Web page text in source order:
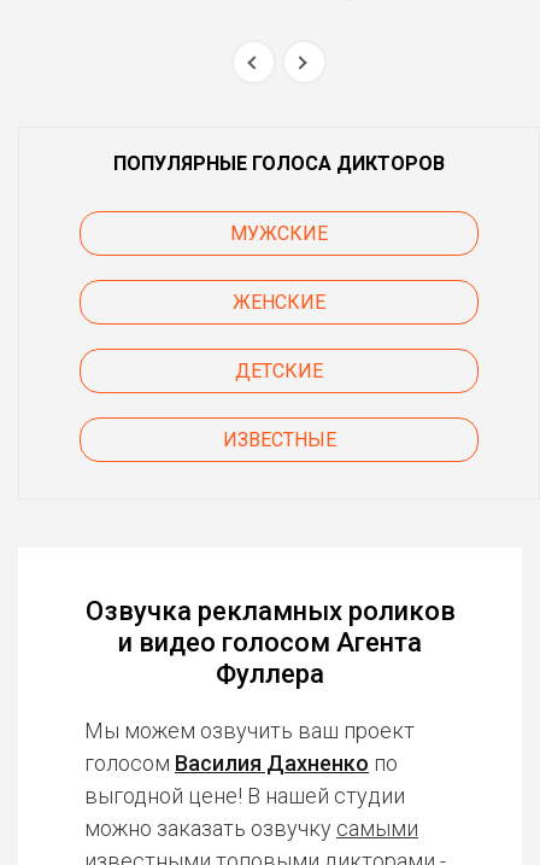
ПОПУЛЯРНЫЕ ГОЛОСА ДИКТОРОВ
МУЖСКИЕ
ЖЕНСКИЕ
ДЕТСКИЕ
ИЗВЕСТНЫЕ
Озвучка рекламных роликов
и видео голосом Агента
Фуллера
Мы можем озвучить ваш проект
голосом Василия Дахненко по
выгодной цене! В нашей студии
можно заказать озвучку самыми